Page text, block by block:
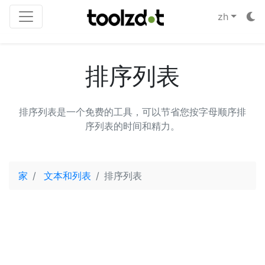
zh
排序列表
排序列表是一个免费的工具，可以节省您按字母顺序排
序列表的时间和精力。
家 文本和列表 排序列表